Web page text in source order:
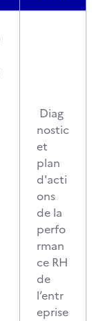
Diag
nostic
et
plan
d'acti
ons
de la
perfo
rman
ce RH
de
l’entr
eprise